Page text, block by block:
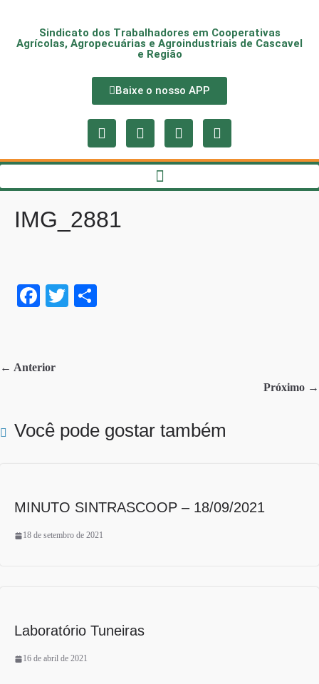
Sindicato dos Trabalhadores em Cooperativas
Agrícolas, Agropecuárias e Agroindustriais de Cascavel
e Região
Baixe o nosso APP
IMG_2881
Fa
ok
T
← Anterior
Próximo →
Você pode gostar também
MINUTO SINTRASCOOP – 18/09/2021
18 de setembro de 2021
Laboratório Tuneiras
16 de abril de 2021